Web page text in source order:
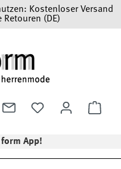
Kostenloser Versand
(DE)
App!